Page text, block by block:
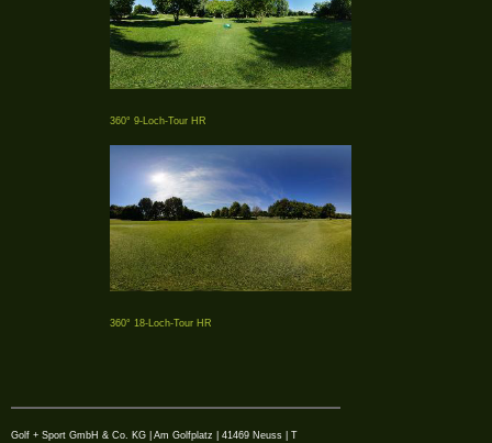
360° 9-Loch-Tour HR
360° 18-Loch-Tour HR
Golf + Sport GmbH & Co. KG | Am Golfplatz | 41469 Neuss | T